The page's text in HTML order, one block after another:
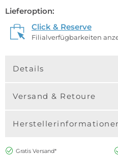
Lieferoption:
Click & Reserve
Filialverfügbarkeiten
Details
Versand & Retoure
Gratis Versand*